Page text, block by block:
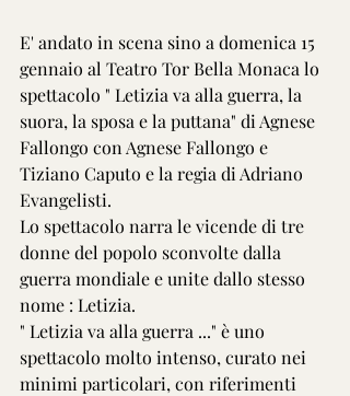
E' andato in scena sino a domenica 15
gennaio al Teatro Tor Bella Monaca lo
spettacolo " Letizia va alla guerra, la
suora, la sposa e la puttana" di Agnese
Fallongo con Agnese Fallongo e
Tiziano Caputo e la regia di Adriano
Evangelisti.
Lo spettacolo narra le vicende di tre
donne del popolo sconvolte dalla
guerra mondiale e unite dallo stesso
nome : Letizia.
" Letizia va alla guerra ..." è uno
spettacolo molto intenso, curato nei
minimi particolari, con riferimenti